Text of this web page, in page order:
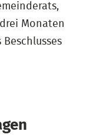
Monaten